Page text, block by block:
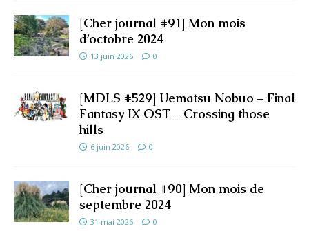
[Cher journal #91] Mon mois
d’octobre 2024
13 juin 2026 0
[MDLS #529] Uematsu Nobuo – Final
Fantasy IX OST – Crossing those
hills
6 juin 2026 0
[Cher journal #90] Mon mois de
septembre 2024
31 mai 2026 0